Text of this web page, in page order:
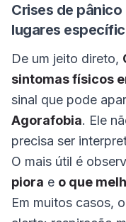
Crises de
lugares
De um jeito direto,
sintomas físicos
sinal que pode
Agorafobia. Ele
precisa ser
O mais útil é
piora e o que
Em muitos casos,